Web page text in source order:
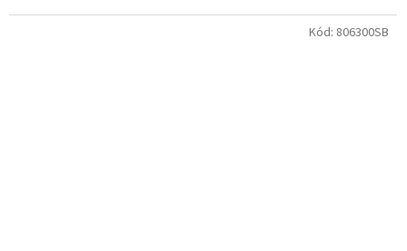
Kód: 806300SB